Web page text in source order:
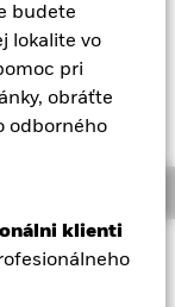
budete
lokalite vo
pri
obráťte
odborného
klienti
aug-26
z